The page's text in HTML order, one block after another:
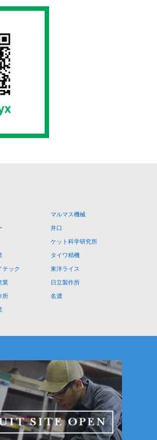
マルマス機械
井口
ケット科学研究所
タイワ精機
テック
東洋ライス
業
日立製作所
所
名濃